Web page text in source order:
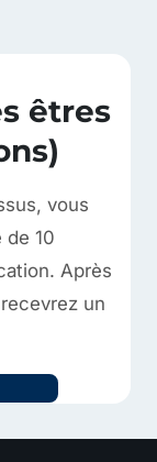
êtres
vous
de 10
Après
un